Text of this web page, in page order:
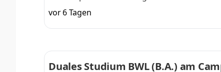
Nähe. Ab dem 3. Semester belegst Du eine
gezielter auf Deinen Traumjob vorbereiten:
Studium ohne Numerus clausus oder
vor 6 Tagen
Duales Studium BWL (B.A.) am